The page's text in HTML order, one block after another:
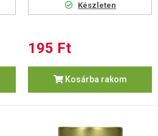
Készleten
195 Ft
Kosárba rakom